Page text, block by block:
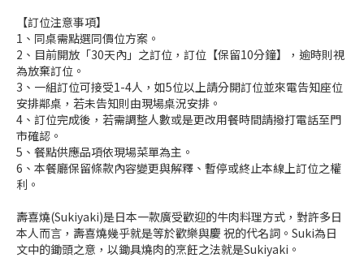
【訂位注意事項】
1、同桌需點選同價位方案。
2、目前開放「30天內」之訂位，訂位【保留10分鐘】，逾時則視
為放棄訂位。
3、一組訂位可接受1-4人，如5位以上請分開訂位並來電告知座位
安排鄰桌，若未告知則由現場桌況安排。
4、訂位完成後，若需調整人數或是更改用餐時間請撥打電話至門
市確認。
5、餐點供應品項依現場菜單為主。
6、本餐廳保留條款內容變更與解釋、暫停或終止本線上訂位之權
利。
壽喜燒(Sukiyaki)是日本一款廣受歡迎的牛肉料理方式，對許多日
本人而言，壽喜燒幾乎就是等於歡樂與慶 祝的代名詞。Suki為日
文中的鋤頭之意，以鋤具燒肉的烹飪之法就是Sukiyaki。